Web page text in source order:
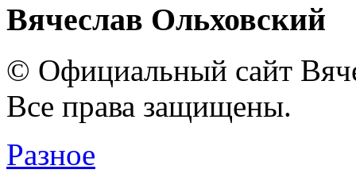
Вячеслав Ольховский
© Официальный сайт
Все права защищены.
Разное